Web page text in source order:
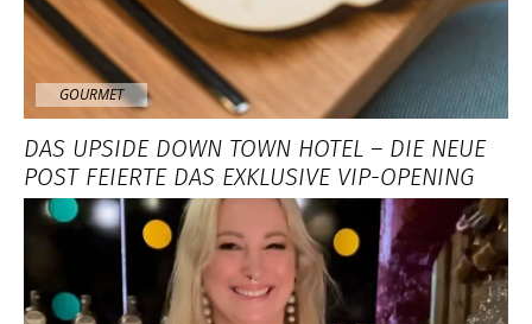
GOURMET
DAS UPSIDE DOWN TOWN HOTEL – DIE NEUE
POST FEIERTE DAS EXKLUSIVE VIP-OPENING